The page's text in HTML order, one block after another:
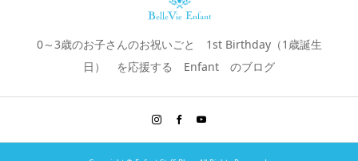
0～3歳のお子さんのお祝いごと 1st Birthday（1歳誕生
日） を応援する Enfant のブログ